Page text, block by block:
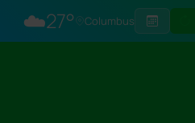
☁️27° Columbus